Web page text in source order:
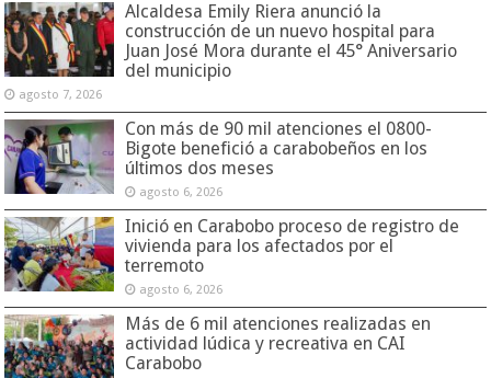
Alcaldesa Emily Riera anunció la
construcción de un nuevo hospital para
Juan José Mora durante el 45° Aniversario
del municipio
agosto 7, 2026
Con más de 90 mil atenciones el 0800-
Bigote benefició a carabobeños en los
últimos dos meses
agosto 6, 2026
Inició en Carabobo proceso de registro de
vivienda para los afectados por el
terremoto
agosto 6, 2026
Más de 6 mil atenciones realizadas en
actividad lúdica y recreativa en CAI
Carabobo